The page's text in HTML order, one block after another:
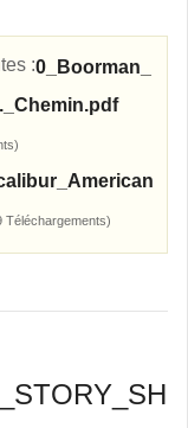
:0_Boorman_
Téléchargements)